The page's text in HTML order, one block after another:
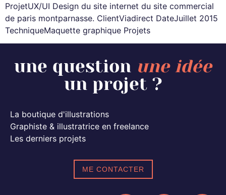
ProjetUX/UI Design du site internet du site commercial
de paris montparnasse. ClientViadirect DateJuillet 2015
TechniqueMaquette graphique Projets
une question une idée
un projet ?
La boutique d'illustrations
Graphiste & illustratrice en freelance
Les derniers projets
ME CONTACTER